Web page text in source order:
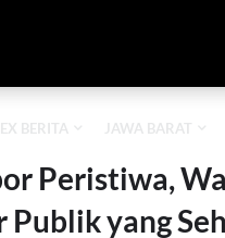
BERITA JAWA BARAT
Peristiwa,
Publik yang